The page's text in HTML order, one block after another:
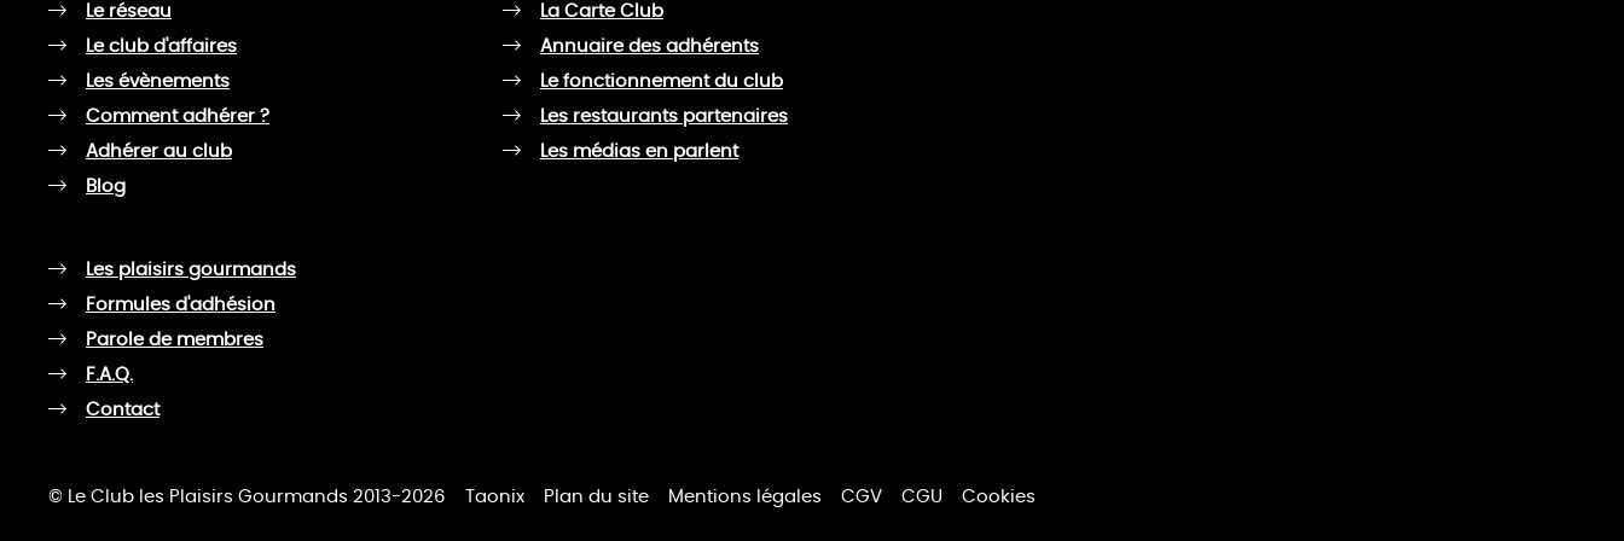
Le réseau
Le club d'affaires
Les évènements
Comment adhérer ?
Adhérer au club
Blog
La Carte Club
Annuaire des adhérents
Le fonctionnement du club
Les restaurants partenaires
Les médias en parlent
Les plaisirs gourmands
Formules d'adhésion
Parole de membres
F.A.Q.
Contact
© Le Club les Plaisirs Gourmands 2013-2026 Taonix Plan du site Mentions légales CGV CGU Cookies